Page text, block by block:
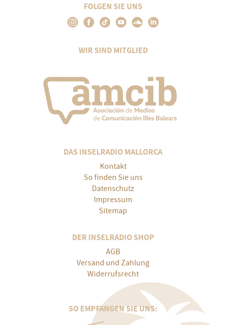
FOLGEN SIE UNS
WIR SIND MITGLIED
DAS INSELRADIO MALLORCA
Kontakt
So finden Sie uns
Datenschutz
Impressum
Sitemap
DER INSELRADIO SHOP
AGB
Versand und Zahlung
Widerrufsrecht
SO EMPFANGEN SIE UNS: